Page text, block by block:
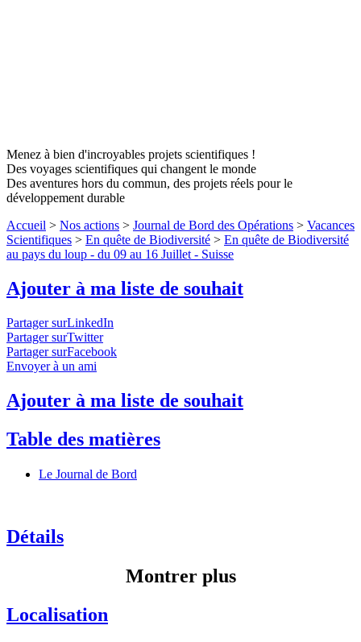
Menez à bien d'incroyables projets scientifiques !
Des voyages scientifiques qui changent le monde
Des aventures hors du commun, des projets réels pour le
développement durable
Accueil > Nos actions > Journal de Bord des Opérations > Vacances
Scientifiques > En quête de Biodiversité > En quête de Biodiversité
au pays du loup - du 09 au 16 Juillet - Suisse
Ajouter à ma liste de souhait
Partager surLinkedIn
Partager surTwitter
Partager surFacebook
Envoyer à un ami
Ajouter à ma liste de souhait
Table des matières
Le Journal de Bord
Détails
Montrer plus
Localisation